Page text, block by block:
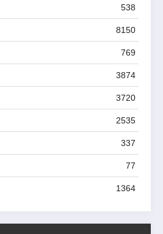
538
8150
769
3874
3720
2535
337
77
1364